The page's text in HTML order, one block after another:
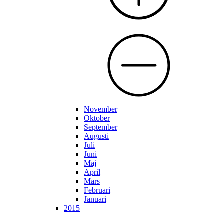
November
Oktober
September
Augusti
Juli
Juni
Maj
April
Mars
Februari
Januari
2015